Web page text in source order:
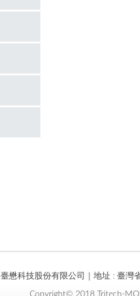
臺懋科技股份有限公司｜地址 : 臺灣
Copyright© 2018 Tritech-